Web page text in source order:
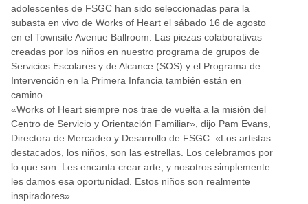
adolescentes de FSGC han sido seleccionadas para la
subasta en vivo de Works of Heart el sábado 16 de agosto
en el Townsite Avenue Ballroom. Las piezas colaborativas
creadas por los niños en nuestro programa de grupos de
Servicios Escolares y de Alcance (SOS) y el Programa de
Intervención en la Primera Infancia también están en
camino.
«Works of Heart siempre nos trae de vuelta a la misión del
Centro de Servicio y Orientación Familiar», dijo Pam Evans,
Directora de Mercadeo y Desarrollo de FSGC. «Los artistas
destacados, los niños, son las estrellas. Los celebramos por
lo que son. Les encanta crear arte, y nosotros simplemente
les damos esa oportunidad. Estos niños son realmente
inspiradores».